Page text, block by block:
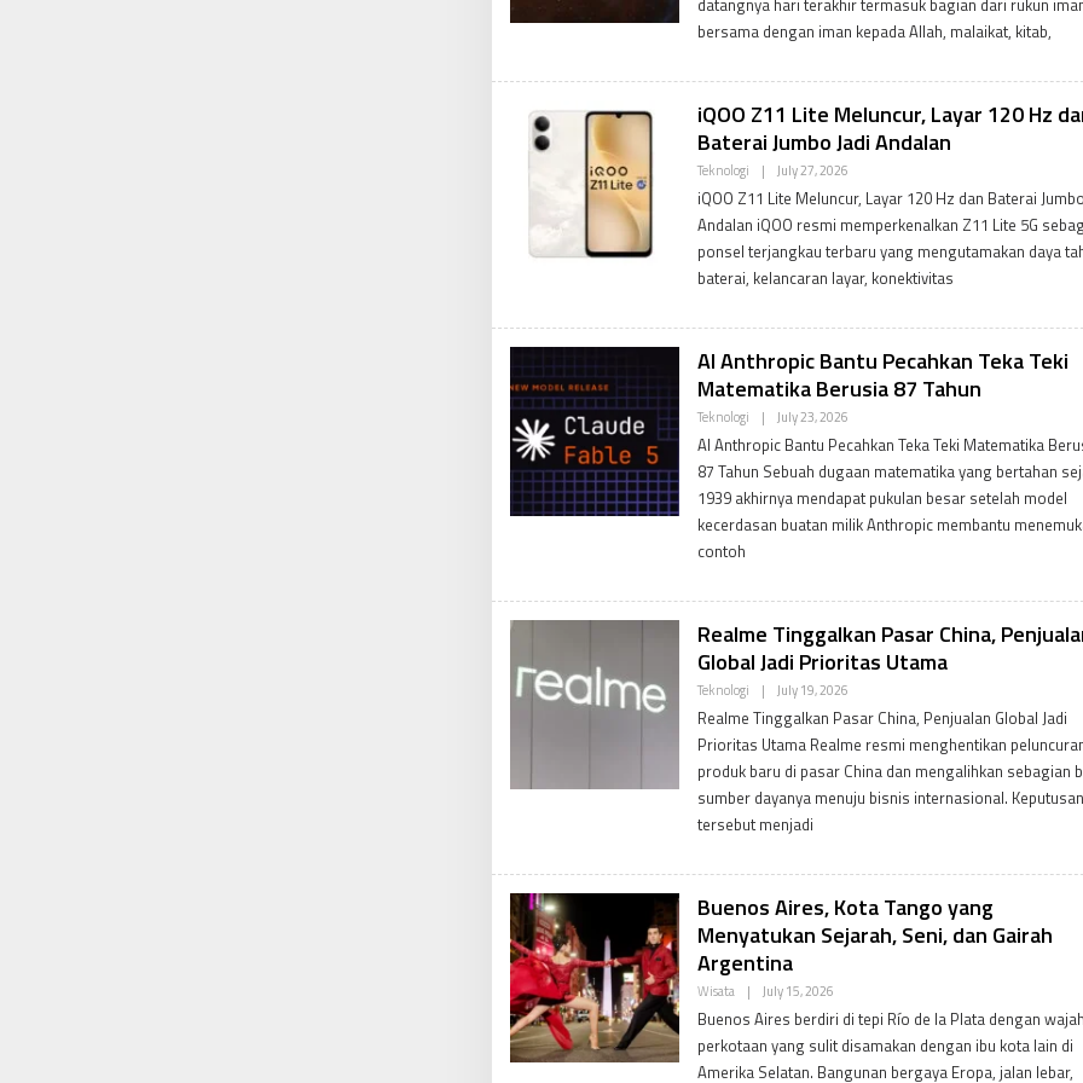
A
M
datangnya hari terakhir termasuk bagian dari rukun
bersama dengan iman kepada Allah, malaikat, kitab,
iQOO Z11 Lite Meluncur, Layar 120 Hz
Baterai Jumbo Jadi Andalan
Teknologi | July 27, 2026
P
D
V
A
M
iQOO Z11 Lite Meluncur, Layar 120 Hz dan Baterai
Andalan iQOO resmi memperkenalkan Z11 Lite 5G
ponsel terjangkau terbaru yang mengutamakan daya
baterai, kelancaran layar, konektivitas
AI Anthropic Bantu Pecahkan Teka Teki
Matematika Berusia 87 Tahun
Teknologi | July 23, 2026
P
D
V
A
D
M
AI Anthropic Bantu Pecahkan Teka Teki Matematika
87 Tahun Sebuah dugaan matematika yang bertahan
1939 akhirnya mendapat pukulan besar setelah model
kecerdasan buatan milik Anthropic membantu
contoh
Realme Tinggalkan Pasar China,
Global Jadi Prioritas Utama
Teknologi | July 19, 2026
P
D
V
A
M
Realme Tinggalkan Pasar China, Penjualan Global Jadi
Prioritas Utama Realme resmi menghentikan
produk baru di pasar China dan mengalihkan sebagian
sumber dayanya menuju bisnis internasional. Keputusan
tersebut menjadi
Buenos Aires, Kota Tango yang
Menyatukan Sejarah, Seni, dan Gairah
Argentina
Wisata | July 15, 2026
P
D
V
A
Buenos Aires berdiri di tepi Río de la Plata dengan wajah
perkotaan yang sulit disamakan dengan ibu kota lain di
Amerika Selatan. Bangunan bergaya Eropa, jalan lebar,